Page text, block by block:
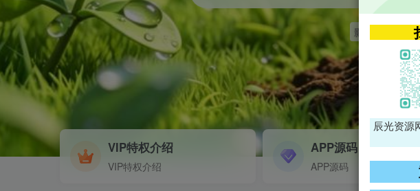
影视
VIP特权介绍
VIP特权介绍
APP源码
APP源码
辰光资源